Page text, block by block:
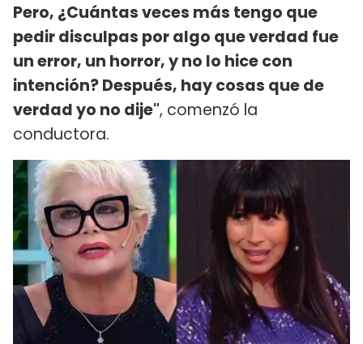
Pero, ¿Cuántas veces más tengo que
pedir disculpas por algo que verdad fue
un error, un horror, y no lo hice con
intención? Después, hay cosas que de
verdad yo no dije", comenzó la
conductora.